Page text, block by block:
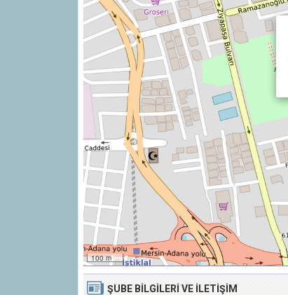
100 m
ŞUBE BILGILERI VE İLETIŞIM